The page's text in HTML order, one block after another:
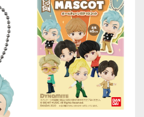
プリキュアシリーズ
ガンダムシリーズ
ドラゴンボール
アンパンマン
チョコサプ
にふぉるめーしょん
＆スクエアシール
ポケモンキッズ
ポケモンスケールワ
ールド